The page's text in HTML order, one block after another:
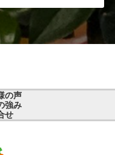
の声
強み
せ